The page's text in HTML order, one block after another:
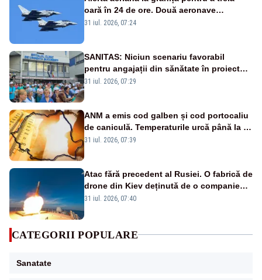
oară în 24 de ore. Două aeronave
Eurofighter britanice au fost ridicate de la
31 iul. 2026, 07:24
SANITAS: Niciun scenariu favorabil
pentru angajații din sănătate în proiectul
Legii salarizării
31 iul. 2026, 07:29
ANM a emis cod galben și cod portocaliu
de caniculă. Temperaturile urcă până la 38
de grade, iar nopțile devin tropicale
31 iul. 2026, 07:39
Atac fără precedent al Rusiei. O fabrică de
drone din Kiev deținută de o companie
americană, distrusă de o rachetă
31 iul. 2026, 07:40
CATEGORII POPULARE
Sanatate